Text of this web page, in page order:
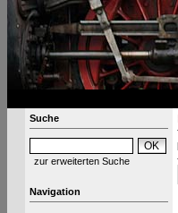
Suche
zur erweiterten Suche
Navigation